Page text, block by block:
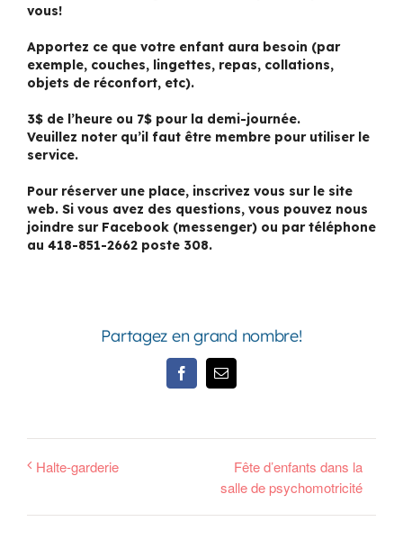
vous!
Apportez ce que votre enfant aura besoin (par
exemple, couches, lingettes, repas, collations,
objets de réconfort, etc).
3$ de l’heure ou 7$ pour la demi-journée.
Veuillez noter qu’il faut être membre pour utiliser le
service.
Pour réserver une place, inscrivez vous sur le site
web. Si vous avez des questions, vous pouvez nous
joindre sur Facebook (messenger) ou par téléphone
au 418-851-2662 poste 308.
Partagez en grand nombre!
FacebookEmail
Halte-garderie
Fête d’enfants dans la
salle de psychomotricité